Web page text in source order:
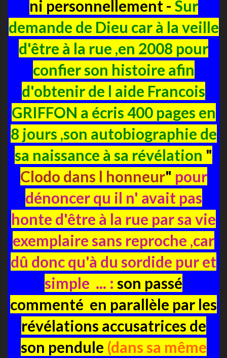
ni personnellement - Sur
demande de Dieu car à la veille
d'être à la rue ,en 2008 pour
confier son histoire afin
d'obtenir de l aide Francois
GRIFFON a écris 400 pages en
8 jours ,son autobiographie de
sa naissance à sa révélation "
Clodo dans l honneur" pour
dénoncer qu il n' avait pas
honte d'être à la rue par sa vie
exemplaire sans reproche ,car
dû donc qu'à du sordide pur et
simple ... : son passé
commenté en parallèle par les
révélations accusatrices de
son pendule (dans sa même